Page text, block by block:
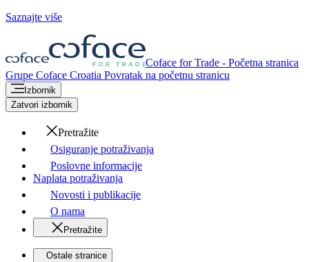
Saznajte više
Coface for Trade - Početna stranica
Grupe Coface Croatia Povratak na početnu stranicu
Izbornik
Zatvori izbornik
Pretražite
Osiguranje potraživanja
Poslovne informacije
Naplata potraživanja
Novosti i publikacije
O nama
Pretražite
Ostale stranice